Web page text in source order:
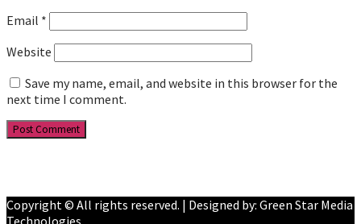
Email *
Website
Save my name, email, and website in this browser for the
next time I comment.
Copyright © All rights reserved. | Designed by: Green Star Media